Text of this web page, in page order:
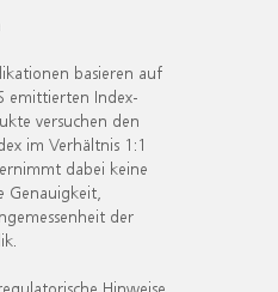
basieren auf
emittierten Index-
versuchen den
im Verhältnis 1:1
dabei keine
Genauigkeit,
der